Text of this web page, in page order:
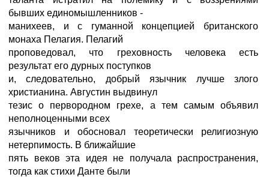
бывших единомышленников -
манихеев, и с гуманной концепцией британского
монаха Пелагия. Пелагий
проповедовал, что греховность человека есть
результат его дурных поступков
и, следовательно, добрый язычник лучше злого
христианина. Августин выдвинул
тезис о первородном грехе, а тем самым объявил
неполноценными всех
язычников и обосновал теоретически религиозную
нетерпимость. В ближайшие
пять веков эта идея не получала распространения,
тогда как стихи Данте были